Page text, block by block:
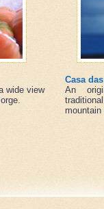
wide view
Casa
An
mountain